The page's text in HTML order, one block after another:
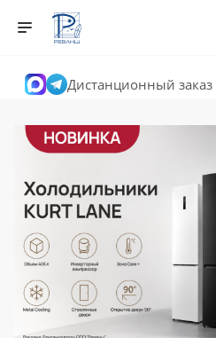
Дистанционный заказ